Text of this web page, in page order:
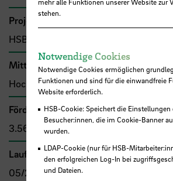
Projekttyp
HSB-intern gefördertes Projekt
Mittel- bzw. Auftragsgeber
Hochschule Bremen, F&E-Fonds
Förder- bzw. Auftragssumme
3.562,00 €
Laufzeit
05/2021 - 01/2022
mehr alle Funktionen unserer Website zur
stehen.
Notwendige Cookies
Notwendige Cookies ermöglichen
Funktionen und sind für die einwandfreie
Website erforderlich.
HSB-Cookie: Speichert die Einstellungen
Besucher:innen, die im Cookie-Banner
wurden.
LDAP-Cookie (nur für HSB-
den erfolgreichen Log-In bei
und Dateien.